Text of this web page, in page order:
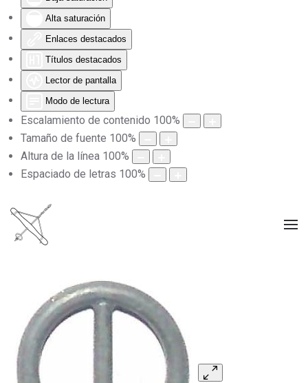
Alta saturación
Enlaces destacados
Títulos destacados
Lector de pantalla
Modo de lectura
Escalamiento de contenido 100%
Tamaño de fuente 100%
Altura de la línea 100%
Espaciado de letras 100%